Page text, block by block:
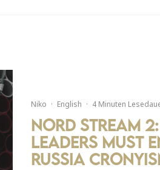
Niko · English · 4 Minuten
Nord Stream
Leaders must
Russia